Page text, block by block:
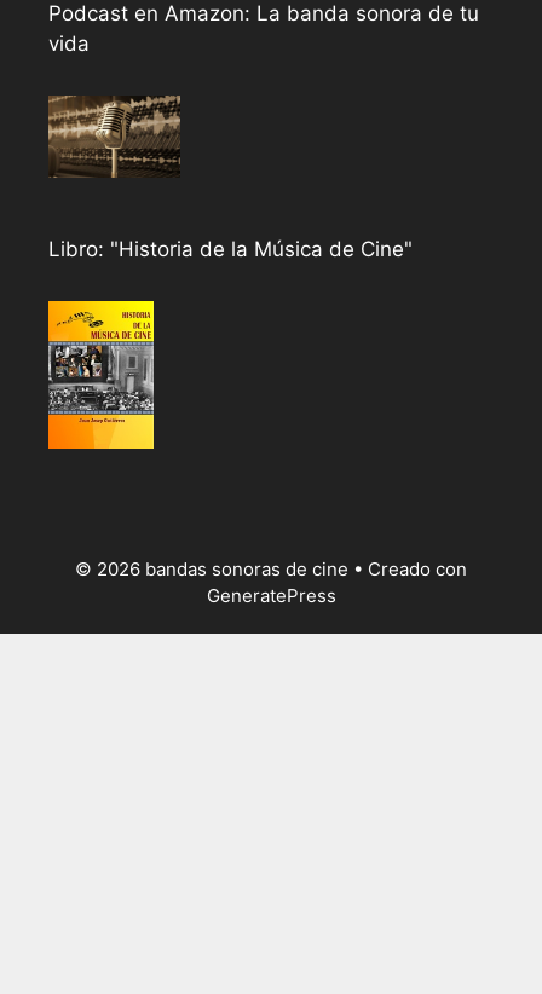
Podcast en Amazon: La banda sonora de tu
vida
Libro: "Historia de la Música de Cine"
© 2026 bandas sonoras de cine • Creado con
GeneratePress